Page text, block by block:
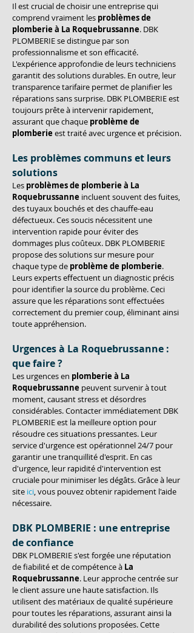
Il est crucial de choisir une entreprise qui
comprend vraiment les problèmes de
plomberie à La Roquebrussanne. DBK
PLOMBERIE se distingue par son
professionnalisme et son efficacité.
L'expérience approfondie de leurs techniciens
garantit des solutions durables. En outre, leur
transparence tarifaire permet de planifier les
réparations sans surprise. DBK PLOMBERIE est
toujours prête à intervenir rapidement,
assurant que chaque problème de
plomberie est traité avec urgence et précision.
Les problèmes communs et leurs
solutions
Les problèmes de plomberie à La
Roquebrussanne incluent souvent des fuites,
des tuyaux bouchés et des chauffe-eau
défectueux. Ces soucis nécessitent une
intervention rapide pour éviter des
dommages plus coûteux. DBK PLOMBERIE
propose des solutions sur mesure pour
chaque type de problème de plomberie.
Leurs experts effectuent un diagnostic précis
pour identifier la source du problème. Ceci
assure que les réparations sont effectuées
correctement du premier coup, éliminant ainsi
toute appréhension.
Urgences à La Roquebrussanne :
que faire ?
Les urgences en plomberie à La
Roquebrussanne peuvent survenir à tout
moment, causant stress et désordres
considérables. Contacter immédiatement DBK
PLOMBERIE est la meilleure option pour
résoudre ces situations pressantes. Leur
service d'urgence est opérationnel 24/7 pour
garantir une tranquillité d'esprit. En cas
d'urgence, leur rapidité d'intervention est
cruciale pour minimiser les dégâts. Grâce à leur
site ici, vous pouvez obtenir rapidement l'aide
nécessaire.
DBK PLOMBERIE : une entreprise
de confiance
DBK PLOMBERIE s'est forgée une réputation
de fiabilité et de compétence à La
Roquebrussanne. Leur approche centrée sur
le client assure une haute satisfaction. Ils
utilisent des matériaux de qualité supérieure
pour toutes les réparations, assurant ainsi la
durabilité des solutions proposées. Cette